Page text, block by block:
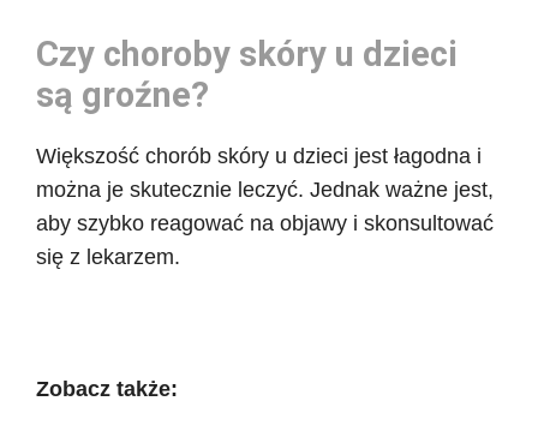
Czy choroby skóry u dzieci
są groźne?
Większość chorób skóry u dzieci jest łagodna i
można je skutecznie leczyć. Jednak ważne jest,
aby szybko reagować na objawy i skonsultować
się z lekarzem.
Zobacz także: